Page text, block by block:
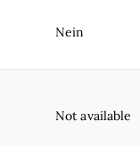
Nein
Not available